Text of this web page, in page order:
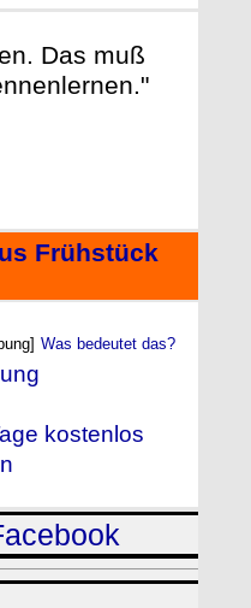
Das muß
Frühstück
Was bedeutet das?
kostenlos